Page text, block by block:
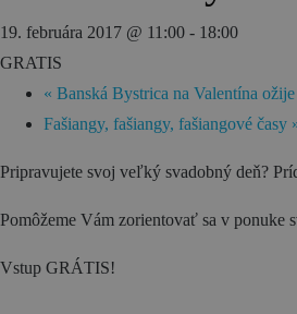
Gastronómia
19. februára 2017 @ 11:00 - 18:00
GRATIS
« Banská Bystrica na Valentína
Fašiangy, fašiangy, fašiangové časy
Pripravujete svoj veľký svadobný deň?
Pomôžeme Vám zorientovať sa v ponuke
Vstup GRÁTIS!